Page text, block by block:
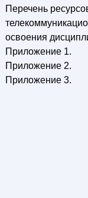
Перечень
освоения
Приложение 1.
Приложение 2.
Приложение 3.